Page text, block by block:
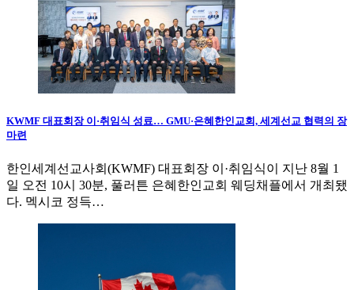
KWMF 대표회장 이·취임식 성료… GMU·은혜한인교회, 세계선교 협력의 장
마련
한인세계선교사회(KWMF) 대표회장 이·취임식이 지난 8월 1
일 오전 10시 30분, 풀러튼 은혜한인교회 웨딩채플에서 개최됐
다. 멕시코 정득…